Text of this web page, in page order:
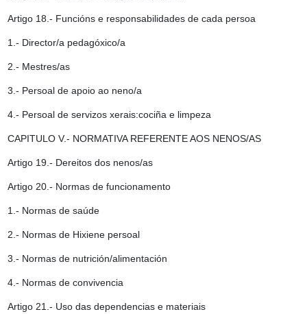
Artigo 18.- Funcións e responsabilidades de cada persoa
1.- Director/a pedagóxico/a
2.- Mestres/as
3.- Persoal de apoio ao neno/a
4.- Persoal de servizos xerais:cociña e limpeza
CAPITULO V.- NORMATIVA REFERENTE AOS NENOS/AS
Artigo 19.- Dereitos dos nenos/as
Artigo 20.- Normas de funcionamento
1.- Normas de saúde
2.- Normas de Hixiene persoal
3.- Normas de nutrición/alimentación
4.- Normas de convivencia
Artigo 21.- Uso das dependencias e materiais